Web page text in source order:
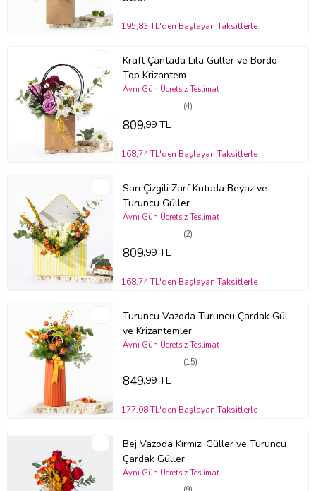
diğer çiçeklerin daha uzun süre taze kalmasını sağlayabilirsiniz.
Bazı güllerin uç kısımdaki yapraklarında meydana gelen siyah
Stok durumuna göre ürünlerde ufak değişiklikler olabilir.
Ürün Kodu:bmb196
195,83 TL'den Başlayan Taksitlerle
Kraft Çantada Lila Güller ve Bordo
Top Krizantem
(4)
Aynı Gün Ücretsiz Teslimat
809,99 TL
168,74 TL'den Başlayan Taksitlerle
Sarı Çizgili Zarf Kutuda Beyaz ve
Turuncu Güller
(2)
Aynı Gün Ücretsiz Teslimat
809,99 TL
168,74 TL'den Başlayan Taksitlerle
Turuncu Vazoda Turuncu Çardak Gül
ve Krizantemler
(15)
Aynı Gün Ücretsiz Teslimat
849,99 TL
177,08 TL'den Başlayan Taksitlerle
Bej Vazoda Kırmızı Güller ve Turuncu
Çardak Güller
Aynı Gün Ücretsiz Teslimat